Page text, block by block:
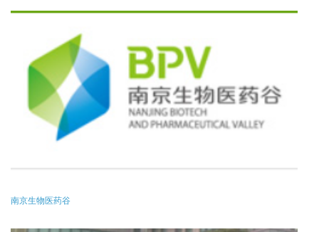
南京生物医药谷